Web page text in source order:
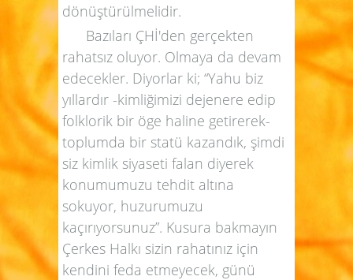
dönüştürülmelidir.
Bazıları ÇHİ'den gerçekten
rahatsız oluyor. Olmaya da devam
edecekler. Diyorlar ki; “Yahu biz
yıllardır -kimliğimizi dejenere edip
folklorik bir öge haline getirerek-
toplumda bir statü kazandık, şimdi
siz kimlik siyaseti falan diyerek
konumumuzu tehdit altına
sokuyor, huzurumuzu
kaçırıyorsunuz”. Kusura bakmayın
Çerkes Halkı sizin rahatınız için
kendini feda etmeyecek, günü